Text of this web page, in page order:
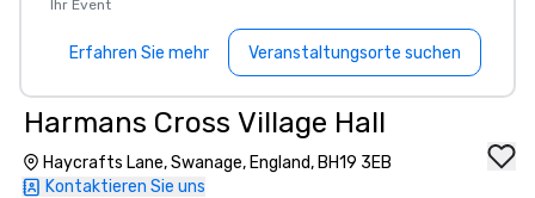
Ihr Event
Erfahren Sie mehr Veranstaltungsorte suchen
Harmans Cross Village Hall
Haycrafts Lane, Swanage, England, BH19 3EB
Kontaktieren Sie uns